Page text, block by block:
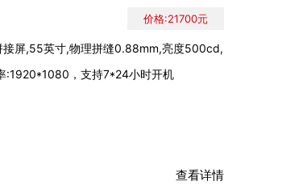
接屏,55英寸,物理拼缝0.88mm,亮度500cd,
:1920*1080，支持7*24小时开机
价格:21700元
查看详情